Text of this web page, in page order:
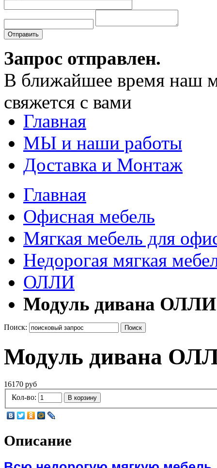
Отправить
Запрос отправлен.
В ближайшее время наш
свяжется с вами
Главная
МЫ и наши работы
Доставка и Монтаж
Главная
Офисная мебель
Мягкая мебель для
Недорогая мягкая
ОЛЛИ
Модуль дивана ОЛЛИ
Поиск: Поиск
Модуль дивана
16170 руб
Кол-во:
В корзину
Описание